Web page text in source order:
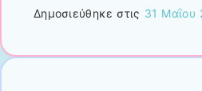
Δημοσιεύθηκε στις 31 Μαΐου